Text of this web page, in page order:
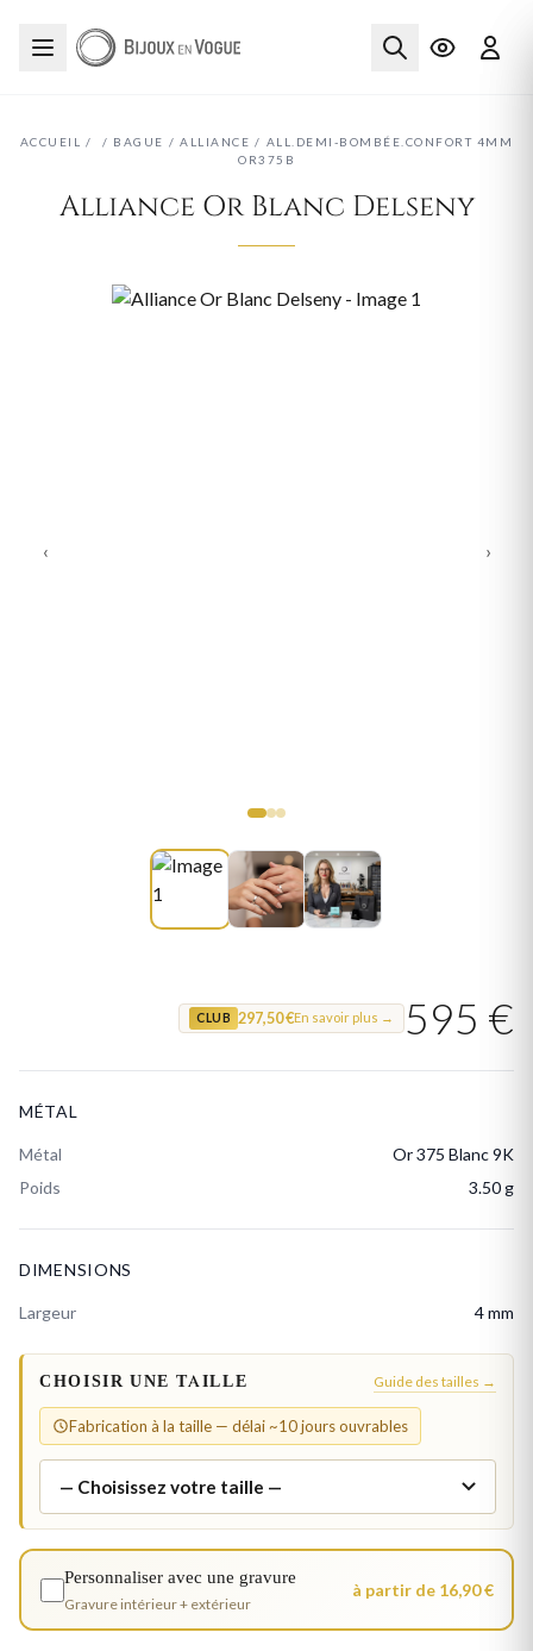
ACCUEIL / / BAGUE / ALLIANCE / ALL.DEMI-BOMBÉE.CONFORT 4MM
OR375B
Alliance Or Blanc Delseny
‹ ›
CLUB 297,50 €En savoir plus → 595 €
MÉTAL
Métal
Or 375 Blanc 9K
Poids
3.50 g
DIMENSIONS
Largeur 4 mm
CHOISIR UNE TAILLE Guide des tailles →
Fabrication à la taille — délai ~10 jours ouvrables
Personnaliser avec une gravure
Gravure intérieur + extérieur
à partir de 16,90 €